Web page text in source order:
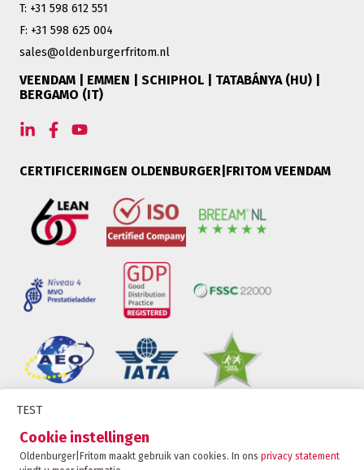
TEST
Cookie instellingen
Oldenburger|Fritom maakt gebruik van cookies. In onsprivacy statement
T: +31 598 612 551
F: +31 598 625 004
sales@oldenburgerfritom.nl
VEENDAM | EMMEN | SCHIPHOL | TATABÁNYA (HU) |
BERGAMO (IT)
CERTIFICERINGEN OLDENBURGER|FRITOM VEENDAM
Oldenburger|Fritom is onderdeel van de Fritom
Group